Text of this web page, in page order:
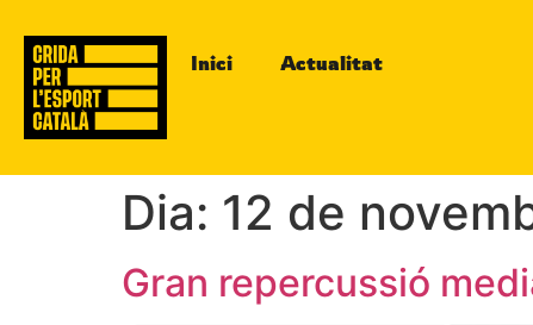
Inici Actualitat
Dia: 12 de
Gran repercussió